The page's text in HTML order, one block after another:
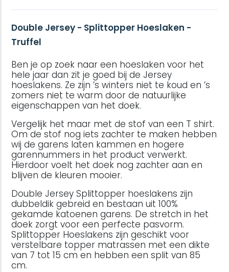
Double Jersey - Splittopper Hoeslaken -
Truffel
Ben je op zoek naar een hoeslaken voor het
hele jaar dan zit je goed bij de Jersey
hoeslakens. Ze zijn ’s winters niet te koud en ’s
zomers niet te warm door de natuurlijke
eigenschappen van het doek.
Vergelijk het maar met de stof van een T shirt.
Om de stof nog iets zachter te maken hebben
wij de garens laten kammen en hogere
garennummers in het product verwerkt.
Hierdoor voelt het doek nog zachter aan en
blijven de kleuren mooier.
Double Jersey Splittopper hoeslakens zijn
dubbeldik gebreid en bestaan uit 100%
gekamde katoenen garens. De stretch in het
doek zorgt voor een perfecte pasvorm.
Splittopper Hoeslakens zijn geschikt voor
verstelbare topper matrassen met een dikte
van 7 tot 15 cm en hebben een split van 85
cm.